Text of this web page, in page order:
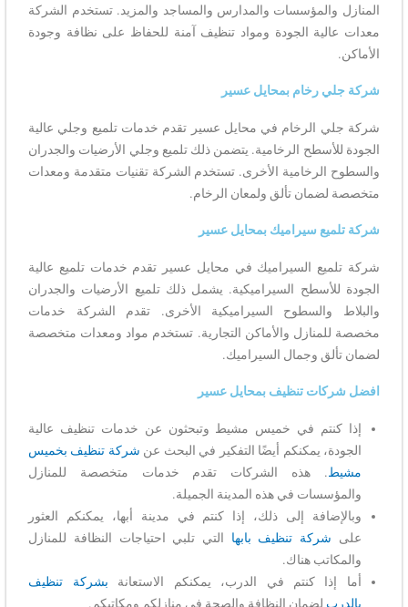
المنازل والمؤسسات والمدارس والمساجد والمزيد. تستخدم الشركة
معدات عالية الجودة ومواد تنظيف آمنة للحفاظ على نظافة وجودة
الأماكن.
شركة جلي رخام بمحايل عسير
شركة جلي الرخام في محايل عسير تقدم خدمات تلميع وجلي عالية
الجودة للأسطح الرخامية. يتضمن ذلك تلميع وجلي الأرضيات والجدران
والسطوح الرخامية الأخرى. تستخدم الشركة تقنيات متقدمة ومعدات
متخصصة لضمان تألق ولمعان الرخام.
شركة تلميع سيراميك بمحايل عسير
شركة تلميع السيراميك في محايل عسير تقدم خدمات تلميع عالية
الجودة للأسطح السيراميكية. يشمل ذلك تلميع الأرضيات والجدران
والبلاط والسطوح السيراميكية الأخرى. تقدم الشركة خدمات
مخصصة للمنازل والأماكن التجارية. تستخدم مواد ومعدات متخصصة
لضمان تألق وجمال السيراميك.
افضل شركات تنظيف بمحايل عسير
إذا كنتم في خميس مشيط وتبحثون عن خدمات تنظيف عالية
الجودة، يمكنكم أيضًا التفكير في البحث عن شركة تنظيف بخميس
مشيط. هذه الشركات تقدم خدمات متخصصة للمنازل
والمؤسسات في هذه المدينة الجميلة.
وبالإضافة إلى ذلك، إذا كنتم في مدينة أبها، يمكنكم العثور
على شركة تنظيف بابها التي تلبي احتياجات النظافة للمنازل
والمكاتب هناك.
أما إذا كنتم في الدرب، يمكنكم الاستعانة بشركة تنظيف
بالدرب لضمان النظافة والصحة في منازلكم ومكاتبكم.